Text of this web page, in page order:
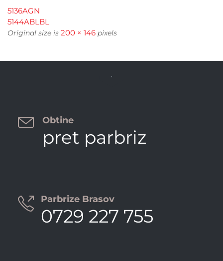
5136AGN
5144ABLBL
Original size is 200 × 146 pixels
 Obtine
pret parbriz
 Parbrize Brasov
0729 227 755